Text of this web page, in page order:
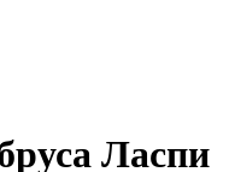
Ласпи